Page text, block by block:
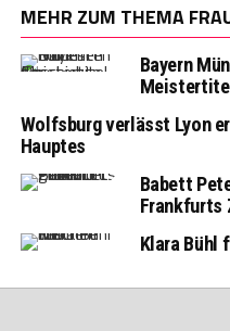
MEHR ZUM THEMA
Bayern
Wolfsburg verlässt Lyon
Hauptes
Babett
Frankfurts
Klara Bühl